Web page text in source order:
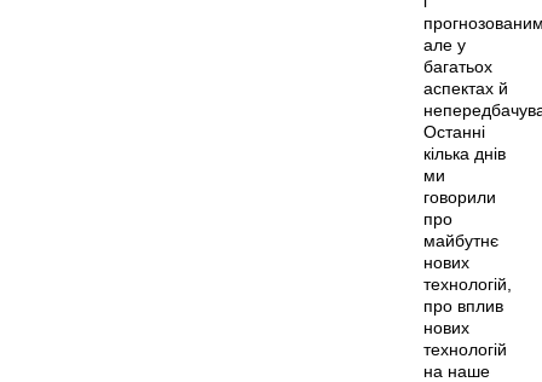
але у
багатьох
аспектах й
Останні
кілька днів
ми
говорили
про
майбутнє
нових
технологій,
про вплив
нових
технологій
на наше